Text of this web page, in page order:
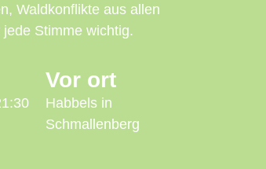
Waldkonflikte aus allen
Stimme wichtig.
Vor ort
Habbels in
Schmallenberg